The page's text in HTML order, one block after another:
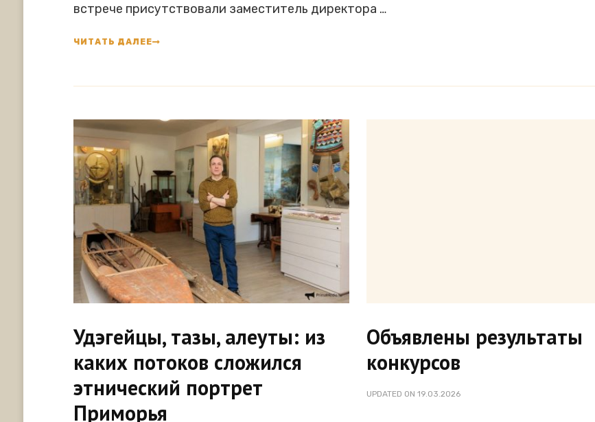
встрече присутствовали заместитель директора …
ЧИТАТЬ ДАЛЕЕ
Удэгейцы, тазы, алеуты: из
каких потоков сложился
этнический портрет
Приморья
Объявлены результаты
конкурсов
UPDATED ON19.03.2026